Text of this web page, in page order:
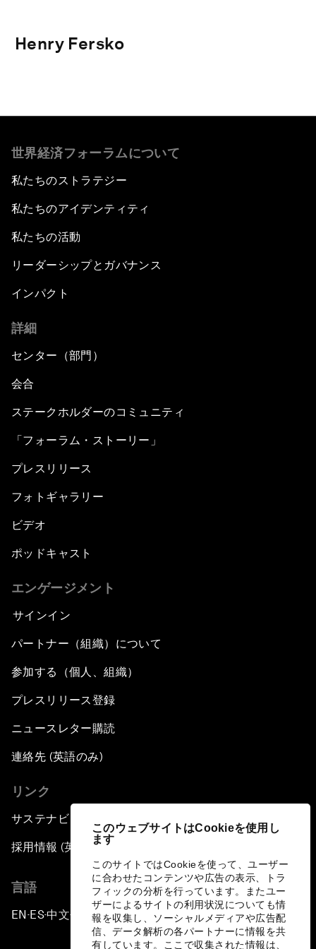
このウェブサイトはCookieを使用し
ます
このサイトではCookieを使って、ユーザー
に合わせたコンテンツや広告の表示、トラ
フィックの分析を行っています。またユー
ザーによるサイトの利用状況についても情
報を収集し、ソーシャルメディアや広告配
信、データ解析の各パートナーに情報を共
有しています。ここで収集された情報は、
Henry Fersko
世界経済フォーラムについて
私たちのストラテジー
私たちのアイデンティティ
私たちの活動
リーダーシップとガバナンス
インパクト
詳細
センター（部門）
会合
ステークホルダーのコミュニティ
「フォーラム・ストーリー」
プレスリリース
フォトギャラリー
ビデオ
ポッドキャスト
エンゲージメント
サインイン
パートナー（組織）について
参加する（個人、組織）
プレスリリース登録
ニュースレター購読
連絡先 (英語のみ)
リンク
サステナビリティへの取り組み
採用情報 (英語のみ)
言語
EN ▪ES▪中文▪ 日本語